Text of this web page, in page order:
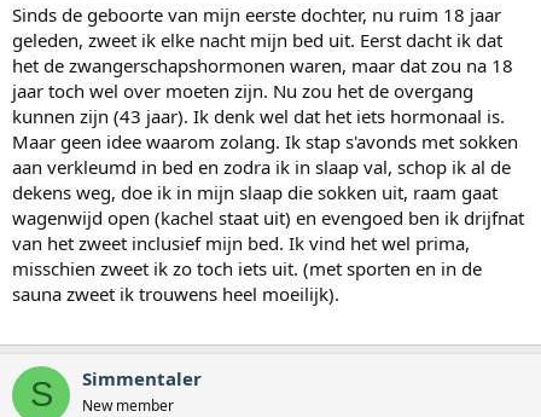
Sinds de geboorte van mijn eerste dochter, nu ruim 18 jaar
geleden, zweet ik elke nacht mijn bed uit. Eerst dacht ik dat
het de zwangerschapshormonen waren, maar dat zou na 18
jaar toch wel over moeten zijn. Nu zou het de overgang
kunnen zijn (43 jaar). Ik denk wel dat het iets hormonaal is.
Maar geen idee waarom zolang. Ik stap s'avonds met sokken
aan verkleumd in bed en zodra ik in slaap val, schop ik al de
dekens weg, doe ik in mijn slaap die sokken uit, raam gaat
wagenwijd open (kachel staat uit) en evengoed ben ik drijfnat
van het zweet inclusief mijn bed. Ik vind het wel prima,
misschien zweet ik zo toch iets uit. (met sporten en in de
sauna zweet ik trouwens heel moeilijk).
S Simmentaler
New member